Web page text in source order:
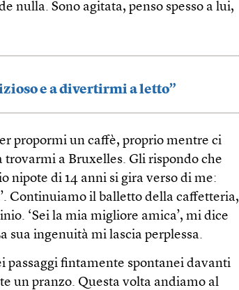
nulla. Sono agitata, penso spesso a lui,
e a divertirmi a letto”
propormi un caffè, proprio mentre ci
trovarmi a Bruxelles. Gli rispondo che
nipote di 14 anni si gira verso di me:
Continuiamo il balletto della caffetteria,
‘Sei la mia migliore amica’, mi dice
sua ingenuità mi lascia perplessa.
passaggi fintamente spontanei davanti
un pranzo. Questa volta andiamo al